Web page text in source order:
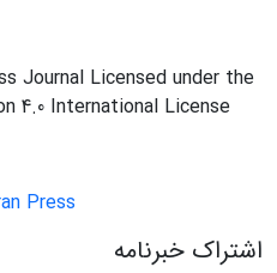
Journal Licensed under the
4.0 International License
Press
اشتراک خبرنامه